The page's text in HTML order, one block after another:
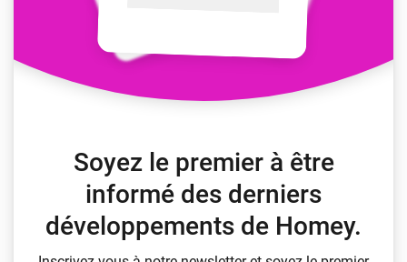
Soyez le premier à être
informé des derniers
développements de Homey.